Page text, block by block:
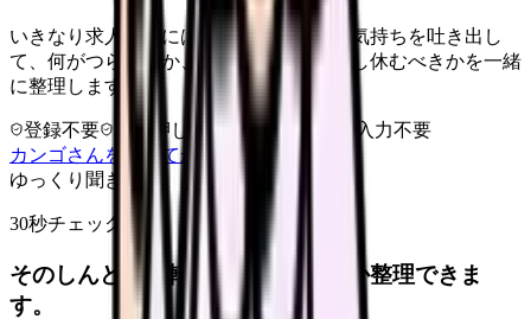
いきなり求人相談には進みません。今の気持ちを吐き出し
て、何がつらいのか、辞めるべきか、少し休むべきかを一緒
に整理します。
登録不要 求人押し売りなし
病院名は入力不要
カンゴさんを知ってから相談する
ゆっくり聞きます
30秒チェック
そのしんどさ、転職すべきサインか整理できま
す。